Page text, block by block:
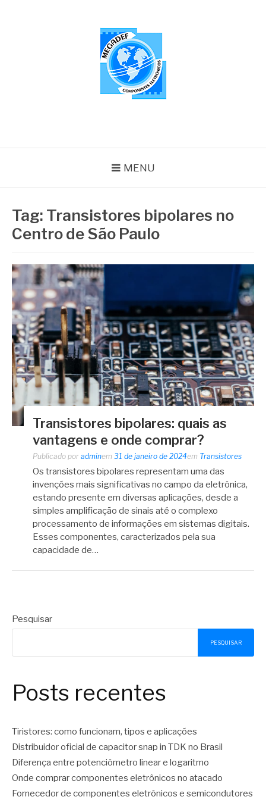
MENU
Tag: Transistores bipolares no
Centro de São Paulo
Transistores bipolares: quais as
vantagens e onde comprar?
Publicado por adminem 31 de janeiro de 2024em Transistores
Os transistores bipolares representam uma das
invenções mais significativas no campo da eletrônica,
estando presente em diversas aplicações, desde a
simples amplificação de sinais até o complexo
processamento de informações em sistemas digitais.
Esses componentes, caracterizados pela sua
capacidade de…
Pesquisar
PESQUISAR
Posts recentes
Tiristores: como funcionam, tipos e aplicações
Distribuidor oficial de capacitor snap in TDK no Brasil
Diferença entre potenciômetro linear e logaritmo
Onde comprar componentes eletrônicos no atacado
Fornecedor de componentes eletrônicos e semicondutores